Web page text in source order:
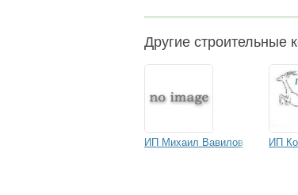
Другие строительные
ИП Михаил Вавилов ИП